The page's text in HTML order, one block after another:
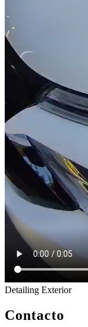
Detailing Exterior
Contacto